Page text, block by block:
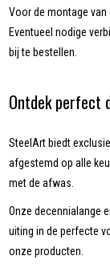
Voor de montage
Eventueel nodige
bij te bestellen.
Ontdek perfect
SteelArt biedt
afgestemd op alle
met de afwas.
Onze decennialange
uiting in de perfecte
onze producten.